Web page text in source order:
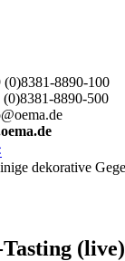
(0)8381-8890-100
(0)8381-8890-500
(live)